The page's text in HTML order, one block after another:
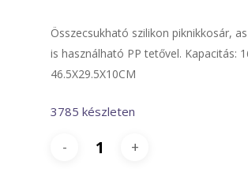
Összecsukható szilikon piknikkosár,
is használható PP tetővel. Kapacitás:
46.5X29.5X10CM
3785 készleten